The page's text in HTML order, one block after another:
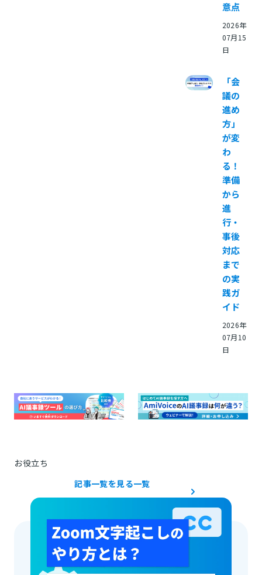
意点
2026年
07月15
日
「会
議の
進め
方」
が変
わ
る！
準備
から
進
行・
事後
対応
まで
の実
践ガ
イド
2026年
07月10
日
お役立ち
記事一覧を見る一覧